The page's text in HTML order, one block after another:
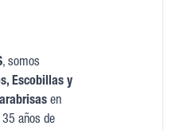
, somos
Escobillas y
en
35 años de